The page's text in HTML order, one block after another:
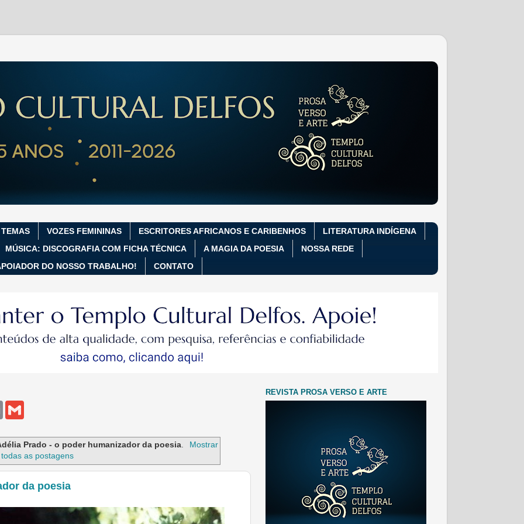
VOZES FEMININAS ESCRITORES AFRICANOS E CARIBENHOS
LITERATURA INDÍGENA
MÚSICA: DISCOGRAFIA COM FICHA TÉCNICA A MAGIA DA POESIA
NOSSA REDE
DO NOSSO TRABALHO! CONTATO
E
m
l
l
Prado - o poder humanizador da poesia
Mostrar
todas as postagens
da poesia
REVISTA PROSA VERSO E ARTE